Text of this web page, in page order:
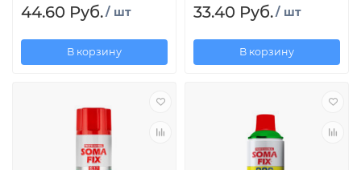
44.60 Руб./ шт
В корзину
33.40 Руб./ шт
В корзину